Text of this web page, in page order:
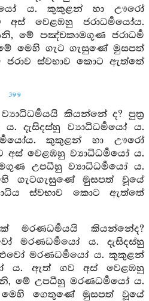
ය. කුකුළන් හා ඌරෝ
අස් වෙළඹහු ජරාධර්‍මයෝය.
මේ පඤ්චකාමගුණ ජරාධර්‍ම
මෙහි ගැට ගැසුණේ මුසපත්
ජරාව ස්වභාව කොට ඇත්තේ
399
කියන්නේ ද? පුත්‍ර
ය. දැසිදස්හු ව්‍යාධිධර්‍මයෝ ය.
කුකුළන් හා ඌරෝ
අස් වෙළඹහු ව්‍යාධිධර්‍මයෝ ය.
උපධීහු ව්‍යාධිධර්‍මයෝ ය.
ගැටගැසුණේ මුසපත් වූයේ
ස්වභාව කොට ඇත්තේ
මරණධර්‍මයයි කියන්නේද?
මරණධර්‍මයෝ ය. දැසිදස්හු
මරණධර්‍මයෝ ය. කුකුළන්
ය. ඇත් ගව අස් වෙළඹහු
මේ උපධීහු මරණධර්‍මයෝ ය.
ගෙතුණේ මුසපත් වූයේ